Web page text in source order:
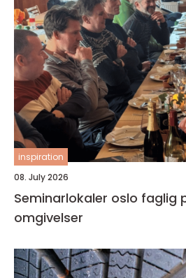
inspiration
08. July 2026
Seminarlokaler oslo faglig påfyll i nye
omgivelser